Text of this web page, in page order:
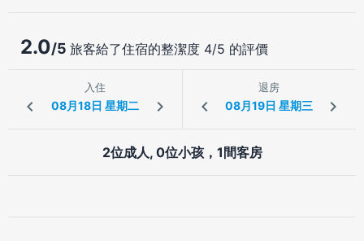
2.0/5 旅客給了住宿的整潔度 4/5 的評價
入住 退房
2位成人, 0位小孩，1間客房